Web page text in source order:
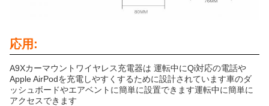
応用:
A9Xカーマウントワイヤレス充電器は 運転中にQi対応の電話や
Apple AirPodを充電しやすくするために設計されています車のダ
ッシュボードやエアベントに簡単に設置できます運転中に簡単に
アクセスできます